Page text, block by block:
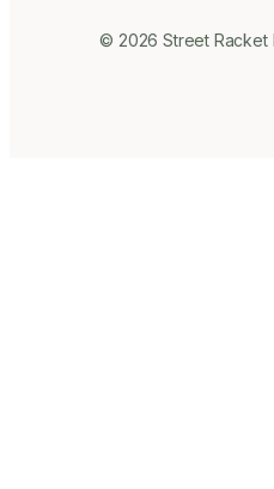
© 2026 Street Racket